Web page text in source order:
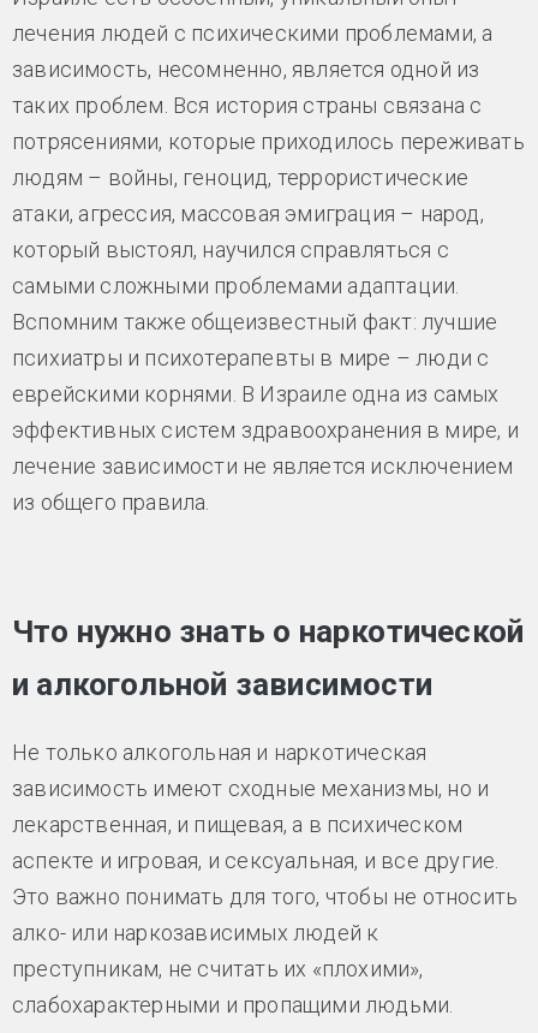
лечения людей с психическими проблемами, а
зависимость, несомненно, является одной из
таких проблем. Вся история страны связана с
потрясениями, которые приходилось переживать
людям – войны, геноцид, террористические
атаки, агрессия, массовая эмиграция – народ,
который выстоял, научился справляться с
самыми сложными проблемами адаптации.
Вспомним также общеизвестный факт: лучшие
психиатры и психотерапевты в мире – люди с
еврейскими корнями. В Израиле одна из самых
эффективных систем здравоохранения в мире, и
лечение зависимости не является исключением
из общего правила.
Что нужно знать о наркотической
и алкогольной зависимости
Не только алкогольная и наркотическая
зависимость имеют сходные механизмы, но и
лекарственная, и пищевая, а в психическом
аспекте и игровая, и сексуальная, и все другие.
Это важно понимать для того, чтобы не относить
алко- или наркозависимых людей к
преступникам, не считать их «плохими»,
слабохарактерными и пропащими людьми.